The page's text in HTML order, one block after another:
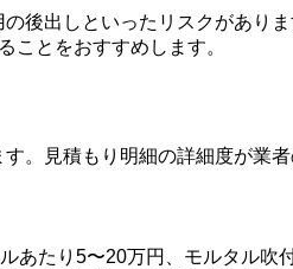
後出しといったリスクがあり
ことをおすすめします。
。見積もり明細の詳細度が業
あたり5〜20万円、モルタル